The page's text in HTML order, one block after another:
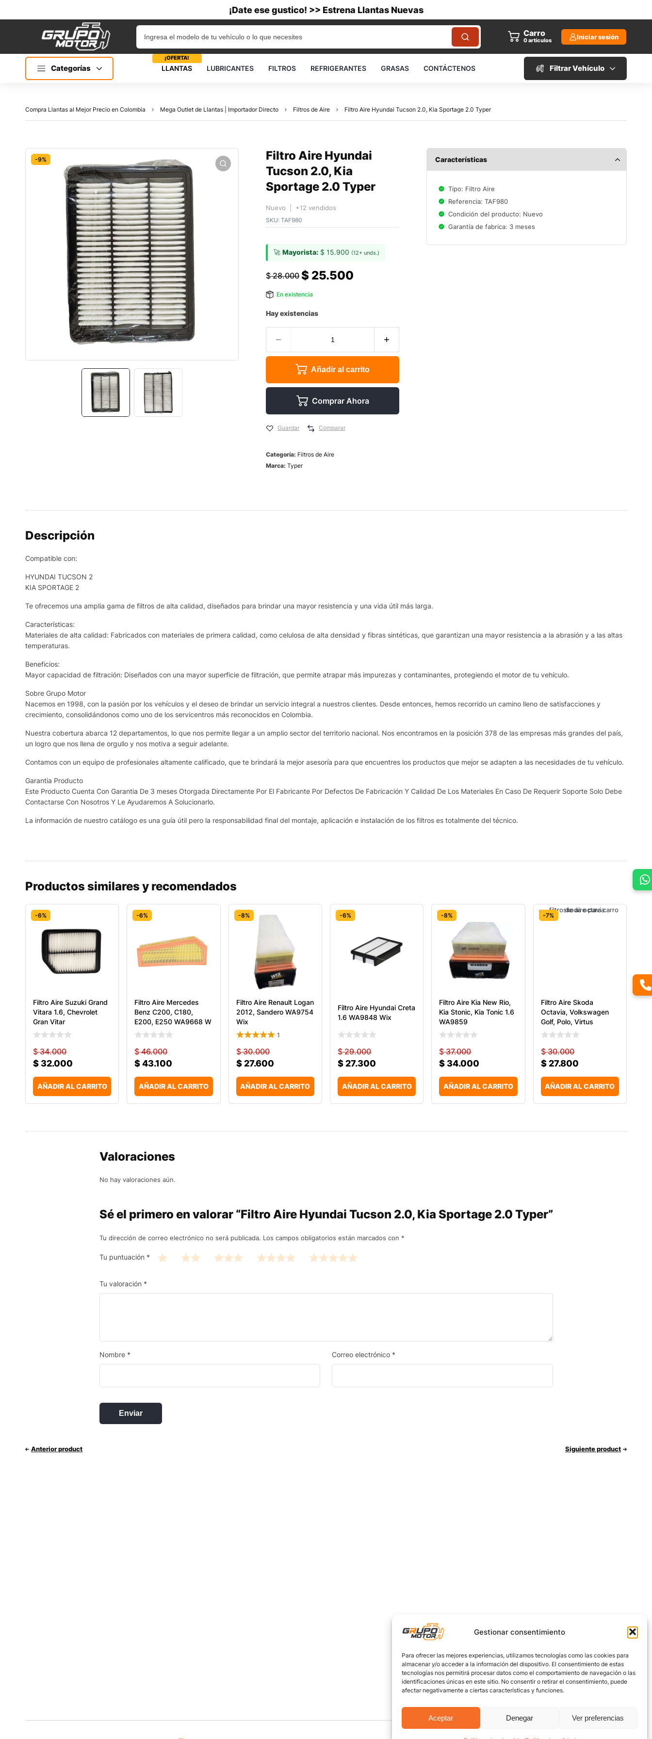
Gestionar consentimiento
Para ofrecer las mejores experiencias, utilizamos tecnologías como las cookies para
almacenar y/o acceder a la información del dispositivo. El consentimiento de estas
tecnologías nos permitirá procesar datos como el comportamiento de navegación o las
identificaciones únicas en este sitio. No consentir o retirar el consentimiento, puede
afectar negativamente a ciertas características y funciones.
Aceptar Denegar Ver preferencias
¡Date ese gustico! >> Estrena Llantas Nuevas
Carro
0artículos Iniciar sesión
Categorías LLANTAS
¡OFERTA!
LUBRICANTES FILTROS REFRIGERANTES GRASAS CONTÁCTENOS Filtrar Vehículo
Compra Llantas al Mejor Precio en Colombia Mega Outlet de Llantas | Importador Directo Filtros de Aire Filtro Aire Hyundai Tucson 2.0, Kia Sportage 2.0 Typer
-9%
Filtro Aire Hyundai
Tucson 2.0, Kia
Sportage 2.0 Typer
Nuevo | +12 vendidos
SKU: TAF980
🚀 Mayorista: $ 15.900 (12+ unds.)
$28.000 $ 25.500
En existencia
Hay existencias
Añadir al carrito
Comprar Ahora
Guardar Comparar
Categoría: Filtros de Aire
Marca: Typer
Características
Tipo: Filtro Aire
Referencia: TAF980
Condición del producto: Nuevo
Garantía de fabrica: 3 meses
Descripción
Compatible con:
HYUNDAI TUCSON 2
KIA SPORTAGE 2
Te ofrecemos una amplia gama de filtros de alta calidad, diseñados para brindar una mayor resistencia y una vida útil más larga.
Características:
Materiales de alta calidad: Fabricados con materiales de primera calidad, como celulosa de alta densidad y fibras sintéticas, que garantizan una mayor resistencia a la abrasión y a las altas
temperaturas.
Beneficios:
Mayor capacidad de filtración: Diseñados con una mayor superficie de filtración, que permite atrapar más impurezas y contaminantes, protegiendo el motor de tu vehículo.
Sobre Grupo Motor
Nacemos en 1998, con la pasión por los vehículos y el deseo de brindar un servicio integral a nuestros clientes. Desde entonces, hemos recorrido un camino lleno de satisfacciones y
crecimiento, consolidándonos como uno de los servicentros más reconocidos en Colombia.
Nuestra cobertura abarca 12 departamentos, lo que nos permite llegar a un amplio sector del territorio nacional. Nos encontramos en la posición 378 de las empresas más grandes del país,
un logro que nos llena de orgullo y nos motiva a seguir adelante.
Contamos con un equipo de profesionales altamente calificado, que te brindará la mejor asesoría para que encuentres los productos que mejor se adapten a las necesidades de tu vehículo.
Garantia Producto
Este Producto Cuenta Con Garantia De 3 meses Otorgada Directamente Por El Fabricante Por Defectos De Fabricación Y Calidad De Los Materiales En Caso De Requerir Soporte Solo Debe
Contactarse Con Nosotros Y Le Ayudaremos A Solucionarlo.
La información de nuestro catálogo es una guía útil pero la responsabilidad final del montaje, aplicación e instalación de los filtros es totalmente del técnico.
Productos similares y recomendados
-6%
Filtro Aire Suzuki Grand
Vitara 1.6, Chevrolet
Gran Vitar
$34.000
$32.000
AÑADIR AL CARRITO
-6%
Filtro Aire Mercedes
Benz C200, C180,
E200, E250 WA9668 W
$46.000
$43.100
AÑADIR AL CARRITO
-8%
Filtro Aire Renault Logan
2012, Sandero WA9754
Wix
1
$30.000
$27.600
AÑADIR AL CARRITO
-6%
Filtro Aire Hyundai Creta
1.6 WA9848 Wix
$29.000
$27.300
AÑADIR AL CARRITO
-8%
Filtro Aire Kia New Rio,
Kia Stonic, Kia Tonic 1.6
WA9859
$37.000
$34.000
AÑADIR AL CARRITO
-7%
Filtro Aire Skoda
Octavia, Volkswagen
Golf, Polo, Virtus
$30.000
$27.800
AÑADIR AL CARRITO
Valoraciones
No hay valoraciones aún.
Sé el primero en valorar “Filtro Aire Hyundai Tucson 2.0, Kia Sportage 2.0 Typer”
Tu dirección de correo electrónico no será publicada. Los campos obligatorios están marcados con *
Tu puntuación *
Tu valoración *
Nombre * Correo electrónico *
Anterior product Siguiente product